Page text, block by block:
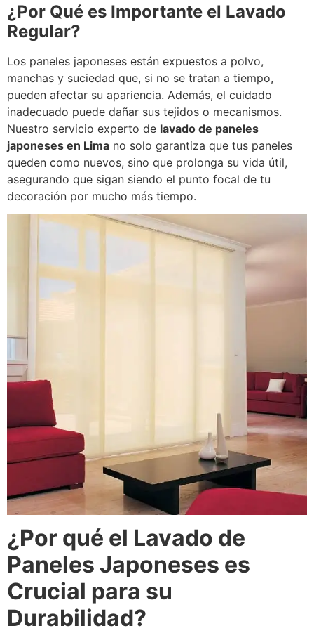
¿Por Qué es Importante el Lavado
Regular?
Los paneles japoneses están expuestos a polvo,
manchas y suciedad que, si no se tratan a tiempo,
pueden afectar su apariencia. Además, el cuidado
inadecuado puede dañar sus tejidos o mecanismos.
Nuestro servicio experto de lavado de paneles
japoneses en Lima no solo garantiza que tus paneles
queden como nuevos, sino que prolonga su vida útil,
asegurando que sigan siendo el punto focal de tu
decoración por mucho más tiempo.
¿Por qué el Lavado de
Paneles Japoneses es
Crucial para su
Durabilidad?